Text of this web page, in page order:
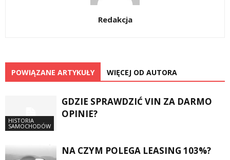
Redakcja
POWIĄZANE ARTYKUŁY WIĘCEJ OD AUTORA
HISTORIA
SAMOCHODÓW
GDZIE SPRAWDZIĆ VIN ZA DARMO
OPINIE?
NA CZYM POLEGA LEASING 103%?